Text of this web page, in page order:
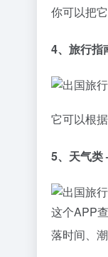
你可以把
4、旅行
它可以根
5、天气
这个APP
落时间、